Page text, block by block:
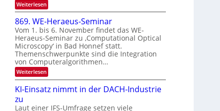
N
0
2
6
n
i
k
-
u
n
d
B
i
l
v
I
m
i
t
d
e
n
k
t
Weiterlesen:
E
x
o
s
e
n
s
m
e
l
d
e
t
t
869. WE-Heraeus-Seminar
Vom 1. bis 6. November findet das WE-
Heraeus-Seminar zu ‚Computational Optical
Microscopy‘ in Bad Honnef statt.
Themenschwerpunkte sind die Integration
von Computeralgorithmen…
Weiterlesen:
8
9
W
KI-Einsatz nimmt in der DACH-Industrie
zu
Laut einer IFS-Umfrage setzen viele